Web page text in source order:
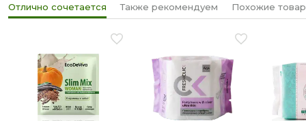
Отлично сочетается Также рекомендуем Похожие